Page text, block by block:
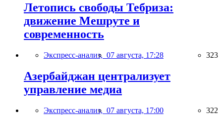
Летопись свободы Тебриза:
движение Мешруте и
современность
Экспресс-анализ, 07 августа, 17:28 323
Азербайджан централизует
управление медиа
Экспресс-анализ, 07 августа, 17:00 322